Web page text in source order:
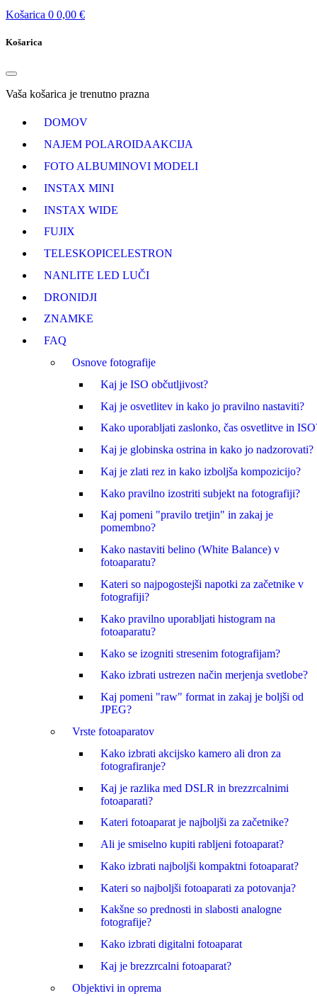
Košarica 0 0,00 €
Košarica
Vaša košarica je trenutno prazna
DOMOV
NAJEM POLAROIDAAKCIJA
FOTO ALBUMINOVI MODELI
INSTAX MINI
INSTAX WIDE
FUJIX
TELESKOPICELESTRON
NANLITE LED LUČI
DRONIDJI
ZNAMKE
FAQ
Osnove fotografije
Kaj je ISO občutljivost?
Kaj je osvetlitev in kako jo pravilno nastaviti?
Kako uporabljati zaslonko, čas osvetlitve in
Kaj je globinska ostrina in kako jo nadzorovati?
Kaj je zlati rez in kako izboljša kompozicijo?
Kako pravilno izostriti subjekt na fotografiji?
Kaj pomeni "pravilo tretjin" in zakaj je
pomembno?
Kako nastaviti belino (White Balance) v
fotoaparatu?
Kateri so najpogostejši napotki za začetnike v
fotografiji?
Kako pravilno uporabljati histogram na
fotoaparatu?
Kako se izogniti stresenim fotografijam?
Kako izbrati ustrezen način merjenja svetlobe?
Kaj pomeni "raw" format in zakaj je boljši od
JPEG?
Vrste fotoaparatov
Kako izbrati akcijsko kamero ali dron za
fotografiranje?
Kaj je razlika med DSLR in brezzrcalnimi
fotoaparati?
Kateri fotoaparat je najboljši za začetnike?
Ali je smiselno kupiti rabljeni fotoaparat?
Kako izbrati najboljši kompaktni fotoaparat?
Kateri so najboljši fotoaparati za potovanja?
Kakšne so prednosti in slabosti analogne
fotografije?
Kako izbrati digitalni fotoaparat
Kaj je brezzrcalni fotoaparat?
Objektivi in oprema